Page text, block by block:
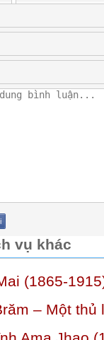
vụ khác
(1865-
– Một